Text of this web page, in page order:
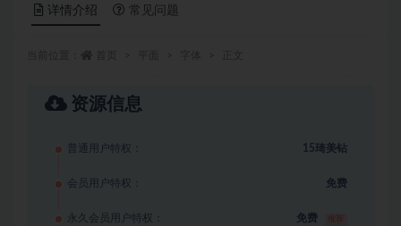
详情介绍 常见问题
资源信息
普通用户特权： 15琦美钻
会员用户特权： 免费
永久会员用户特权： 免费